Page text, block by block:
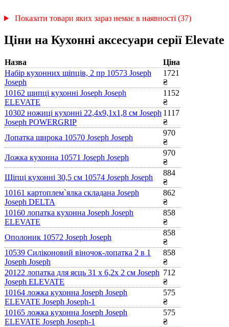
Показати товари яких зараз немає в наявності (37)
Ціни на Кухонні аксесуари серії Elevate
Назва
Ціна
Набір кухонних щіпців, 2 пр 10573 Joseph
Joseph
1721
₴
10162 щипці кухонні Joseph Joseph
ELEVATE
1152
₴
10302 ножиці кухонні 22,4х9,1х1,8 см Joseph
Joseph POWERGRIP
1117
₴
Лопатка широка 10570 Joseph Joseph
970
₴
Ложка кухонна 10571 Joseph Joseph
970
₴
Щіпці кухонні 30,5 см 10574 Joseph Joseph
884
₴
10161 картоплем`ялка складана Joseph
Joseph DELTA
862
₴
10160 лопатка кухонна Joseph Joseph
ELEVATE
858
₴
Ополоник 10572 Joseph Joseph
858
₴
10539 Силіконовий віночок-лопатка 2 в 1
Joseph Joseph
858
₴
20122 лопатка для яєць 31 x 6,2x 2 см Joseph
Joseph ELEVATE
712
₴
10164 ложка кухонна Joseph Joseph
ELEVATE Joseph Joseph-1
575
₴
10165 ложка кухонна Joseph Joseph
ELEVATE Joseph Joseph-1
575
₴